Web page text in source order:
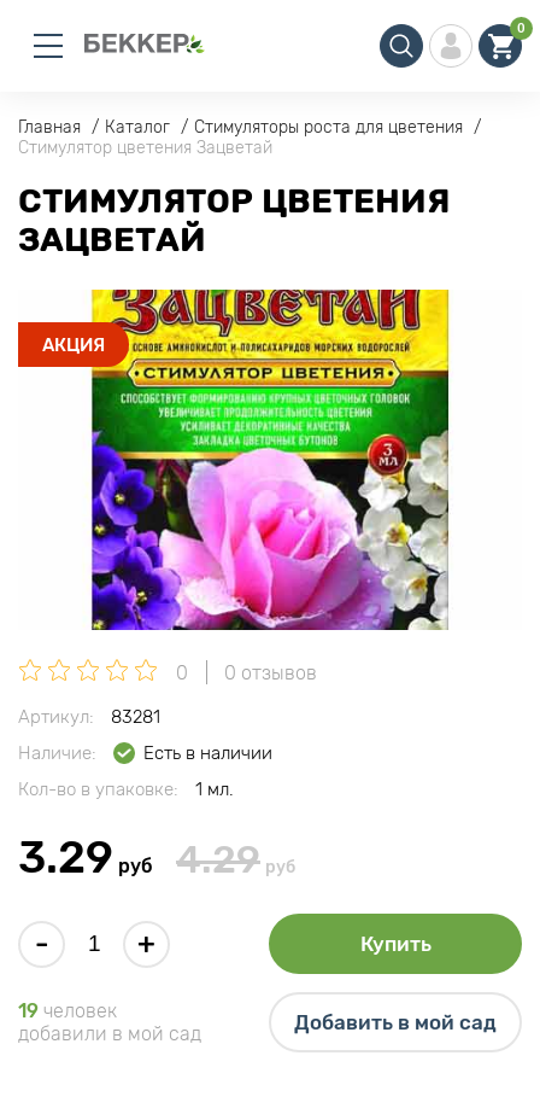
0
Главная Каталог
Стимуляторы роста для цветения
Стимулятор цветения Зацветай
СТИМУЛЯТОР ЦВЕТЕНИЯ
ЗАЦВЕТАЙ
АКЦИЯ
0 0 отзывов
Артикул:
83281
Наличие:
Есть в наличии
Кол-во в упаковке:
1 мл.
3.29 руб 4.29 руб
- + Купить
19 человек
добавили в мой сад
Добавить в мой сад